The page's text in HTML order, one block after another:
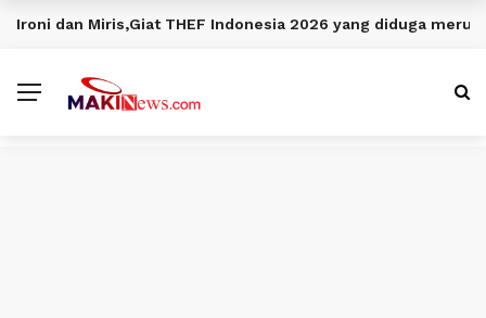
BERITA TERKINI
Ironi dan Miris,Giat THEF Indonesia 2026 yang diduga